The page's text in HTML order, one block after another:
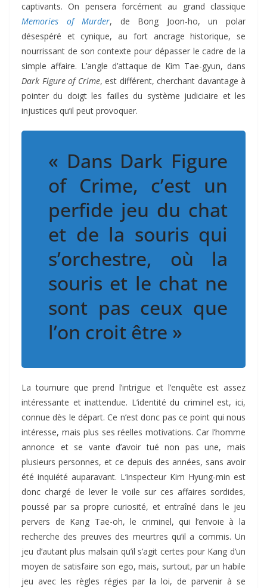
captivants. On pensera forcément au grand classique
Memories of Murder, de Bong Joon-ho, un polar
désespéré et cynique, au fort ancrage historique, se
nourrissant de son contexte pour dépasser le cadre de la
simple affaire. L’angle d’attaque de Kim Tae-gyun, dans
Dark Figure of Crime, est différent, cherchant davantage à
pointer du doigt les failles du système judiciaire et les
injustices qu’il peut provoquer.
« Dans Dark Figure
of Crime, c’est un
perfide jeu du chat
et de la souris qui
s’orchestre, où la
souris et le chat ne
sont pas ceux que
l’on croit être »
La tournure que prend l’intrigue et l’enquête est assez
intéressante et inattendue. L’identité du criminel est, ici,
connue dès le départ. Ce n’est donc pas ce point qui nous
intéresse, mais plus ses réelles motivations. Car l’homme
annonce et se vante d’avoir tué non pas une, mais
plusieurs personnes, et ce depuis des années, sans avoir
été inquiété auparavant. L’inspecteur Kim Hyung-min est
donc chargé de lever le voile sur ces affaires sordides,
poussé par sa propre curiosité, et entraîné dans le jeu
pervers de Kang Tae-oh, le criminel, qui l’envoie à la
recherche des preuves des meurtres qu’il a commis. Un
jeu d’autant plus malsain qu’il s’agit certes pour Kang d’un
moyen de satisfaire son ego, mais, surtout, par un habile
jeu avec les règles régies par la loi, de parvenir à se